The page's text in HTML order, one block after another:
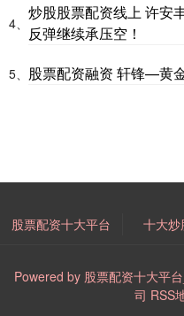
4、
炒股股票配资线上 许安
反弹继续承压空！
5、 股票配资融资 轩锋—黄
股票配资十大平台 十大炒
Powered by 股票配资十大平
司 RSS